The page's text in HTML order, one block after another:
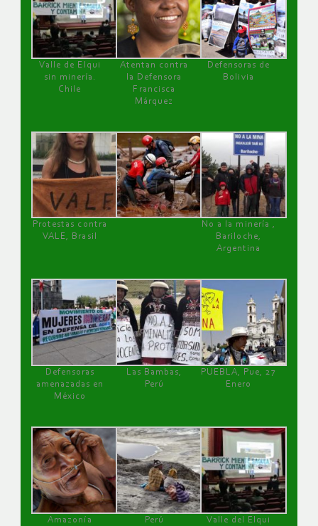
Valle de Elqui
sin minería.
Chile
Atentan contra
la Defensora
Francisca
Márquez
Defensoras de
Bolivia
Protestas contra
VALE, Brasil
No a la minería ,
Bariloche,
Argentina
Defensoras
amenazadas en
México
Las Bambas,
Perú
PUEBLA, Pue, 27
Enero
Amazonía
Perú
Valle del Elqui